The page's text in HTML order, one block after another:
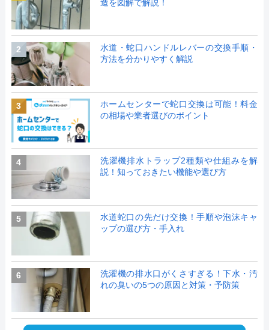
造を図解で解説！
2
水道・蛇口ハンドルレバーの交換手順・
方法を分かりやすく解説
3
ホームセンターで蛇口交換は可能！料金
の相場や業者選びのポイント
4
洗濯機排水トラップ2種類や仕組みを解
説！知っておきたい機能や選び方
5
水道蛇口の先だけ交換！手順や泡沫キャ
ップの選び方・手入れ
6
洗濯機の排水口がくさすぎる！下水・汚
れの臭いの5つの原因と対策・予防策